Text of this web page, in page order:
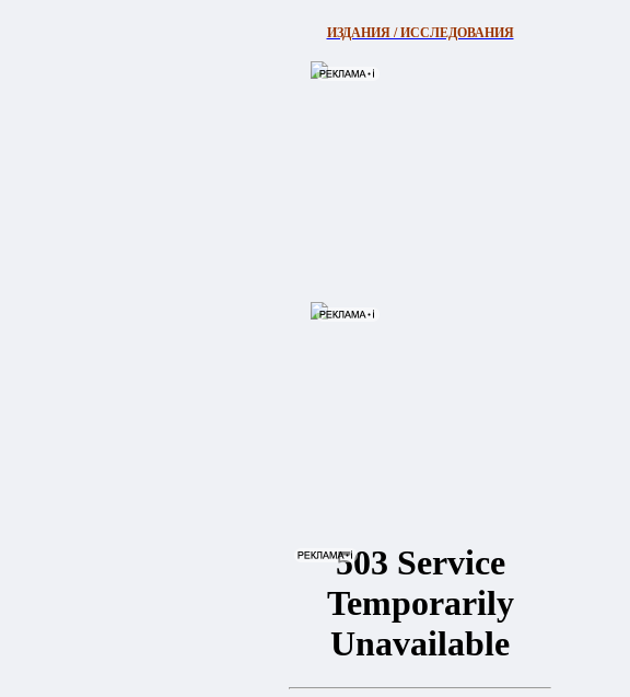
ИЗДАНИЯ / ИССЛЕДОВАНИЯ